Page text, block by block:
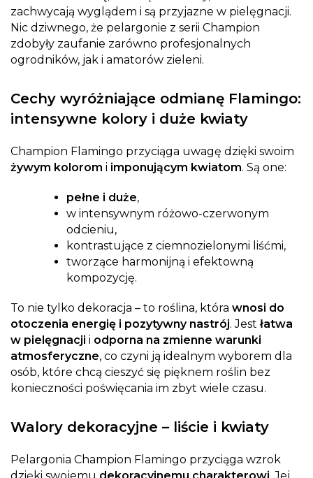
zachwycają wyglądem i są przyjazne w pielęgnacji.
Nic dziwnego, że pelargonie z serii Champion
zdobyły zaufanie zarówno profesjonalnych
ogrodników, jak i amatorów zieleni.
Cechy wyróżniające odmianę Flamingo:
intensywne kolory i duże kwiaty
Champion Flamingo przyciąga uwagę dzięki swoim
żywym kolorom i imponującym kwiatom. Są one:
pełne i duże,
w intensywnym różowo-czerwonym
odcieniu,
kontrastujące z ciemnozielonymi liśćmi,
tworzące harmonijną i efektowną
kompozycję.
To nie tylko dekoracja – to roślina, która wnosi do
otoczenia energię i pozytywny nastrój. Jest łatwa
w pielęgnacji i odporna na zmienne warunki
atmosferyczne, co czyni ją idealnym wyborem dla
osób, które chcą cieszyć się pięknem roślin bez
konieczności poświęcania im zbyt wiele czasu.
Walory dekoracyjne – liście i kwiaty
Pelargonia Champion Flamingo przyciąga wzrok